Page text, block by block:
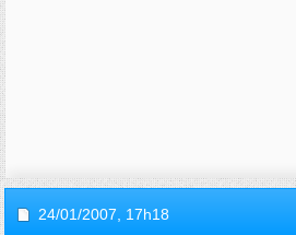
24/01/2007, 17h18